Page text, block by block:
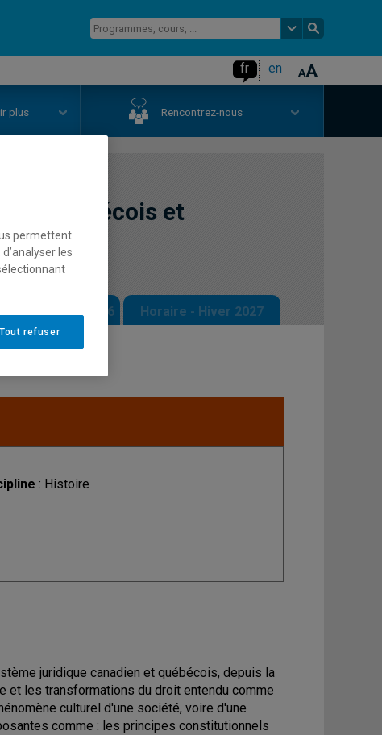
fr en
plus Rencontrez-nous
québécois et
- Automne 2026 Horaire - Hiver 2027
: Histoire
juridique canadien et québécois, depuis la
et les transformations du droit entendu comme
culturel d'une société, voire d'une
comme : les principes constitutionnels
permettent
les
Tout refuser